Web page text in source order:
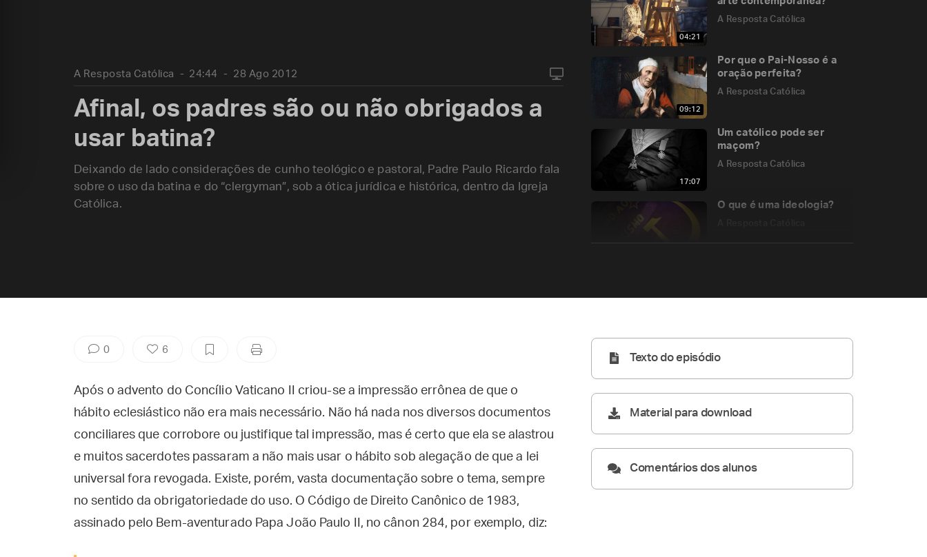
04:21
A Resposta Católica
09:12
Por que o Pai-Nosso é a
oração perfeita?
A Resposta Católica
17:07
Um católico pode ser
maçom?
A Resposta Católica
O que é uma ideologia?
A Resposta Católica 24:44 28 Ago 2012
Afinal, os padres são ou não obrigados a
usar batina?
Deixando de lado considerações de cunho teológico e pastoral, Padre Paulo Ricardo fala
sobre o uso da batina e do “clergyman”, sob a ótica jurídica e histórica, dentro da Igreja
Católica.
0 6
Após o advento do Concílio Vaticano II criou-se a impressão errônea de que o
hábito eclesiástico não era mais necessário. Não há nada nos diversos documentos
conciliares que corrobore ou justifique tal impressão, mas é certo que ela se alastrou
e muitos sacerdotes passaram a não mais usar o hábito sob alegação de que a lei
universal fora revogada. Existe, porém, vasta documentação sobre o tema, sempre
no sentido da obrigatoriedade do uso. O Código de Direito Canônico de 1983,
assinado pelo Bem-aventurado Papa João Paulo II, no cânon 284, por exemplo, diz:
Texto do episódio
Material para download
Comentários dos alunos